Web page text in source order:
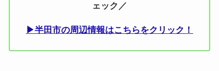
ェック／
▶半田市の周辺情報はこちらをクリック！